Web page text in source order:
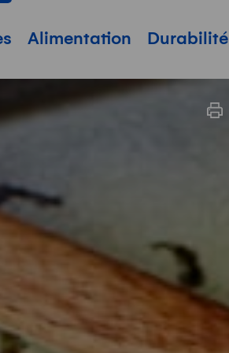
Alimentation Durabilité